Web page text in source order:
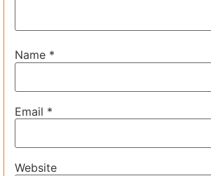
Name *
Email *
Website